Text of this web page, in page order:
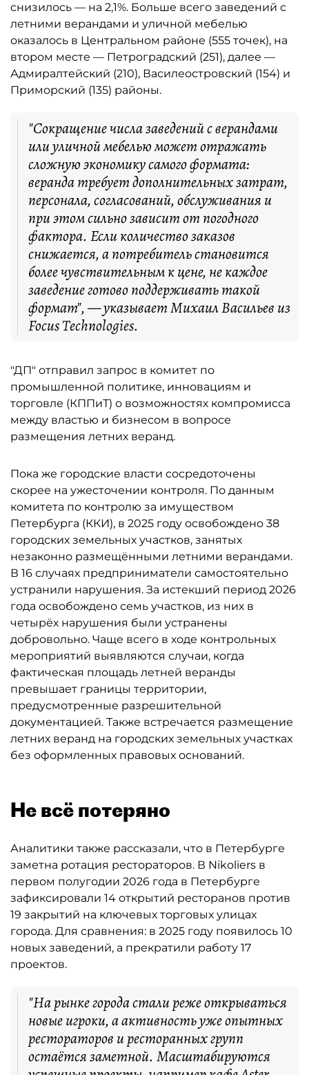
снизилось — на 2,1%. Больше всего заведений с
летними верандами и уличной мебелью
оказалось в Центральном районе (555 точек), на
втором месте — Петроградский (251), далее —
Адмиралтейский (210), Василеостровский (154) и
Приморский (135) районы.
"Сокращение числа заведений с верандами
или уличной мебелью может отражать
сложную экономику самого формата:
веранда требует дополнительных затрат,
персонала, согласований, обслуживания и
при этом сильно зависит от погодного
фактора. Если количество заказов
снижается, а потребитель становится
более чувствительным к цене, не каждое
заведение готово поддерживать такой
формат", — указывает Михаил Васильев из
Focus Technologies.
"ДП" отправил запрос в комитет по
промышленной политике, инновациям и
торговле (КППиТ) о возможностях компромисса
между властью и бизнесом в вопросе
размещения летних веранд.
Пока же городские власти сосредоточены
скорее на ужесточении контроля. По данным
комитета по контролю за имуществом
Петербурга (ККИ), в 2025 году освобождено 38
городских земельных участков, занятых
незаконно размещёнными летними верандами.
В 16 случаях предприниматели самостоятельно
устранили нарушения. За истекший период 2026
года освобождено семь участков, из них в
четырёх нарушения были устранены
добровольно. Чаще всего в ходе контрольных
мероприятий выявляются случаи, когда
фактическая площадь летней веранды
превышает границы территории,
предусмотренные разрешительной
документацией. Также встречается размещение
летних веранд на городских земельных участках
без оформленных правовых оснований.
Не всё потеряно
Аналитики также рассказали, что в Петербурге
заметна ротация рестораторов. В Nikoliers в
первом полугодии 2026 года в Петербурге
зафиксировали 14 открытий ресторанов против
19 закрытий на ключевых торговых улицах
города. Для сравнения: в 2025 году появилось 10
новых заведений, а прекратили работу 17
проектов.
"На рынке города стали реже открываться
новые игроки, а активность уже опытных
рестораторов и ресторанных групп
остаётся заметной. Масштабируются